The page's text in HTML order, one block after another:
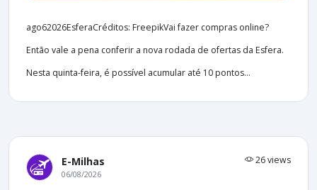
ago62026EsferaCréditos: FreepikVai fazer compras online?
Então vale a pena conferir a nova rodada de ofertas da Esfera.
Nesta quinta-feira, é possível acumular até 10 pontos...
E-Milhas 26 views
06/08/2026